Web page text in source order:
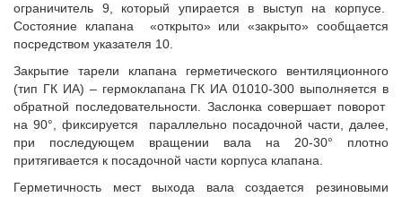
ограничитель 9, который упирается в выступ на корпусе.
Состояние клапана «открыто» или «закрыто» сообщается
посредством указателя 10.
Закрытие тарели клапана герметического вентиляционного
(тип ГК ИА) – гермоклапана ГК ИА 01010-300 выполняется в
обратной последовательности. Заслонка совершает поворот
на 90°, фиксируется параллельно посадочной части, далее,
при последующем вращении вала на 20-30° плотно
притягивается к посадочной части корпуса клапана.
Герметичность мест выхода вала создается резиновыми